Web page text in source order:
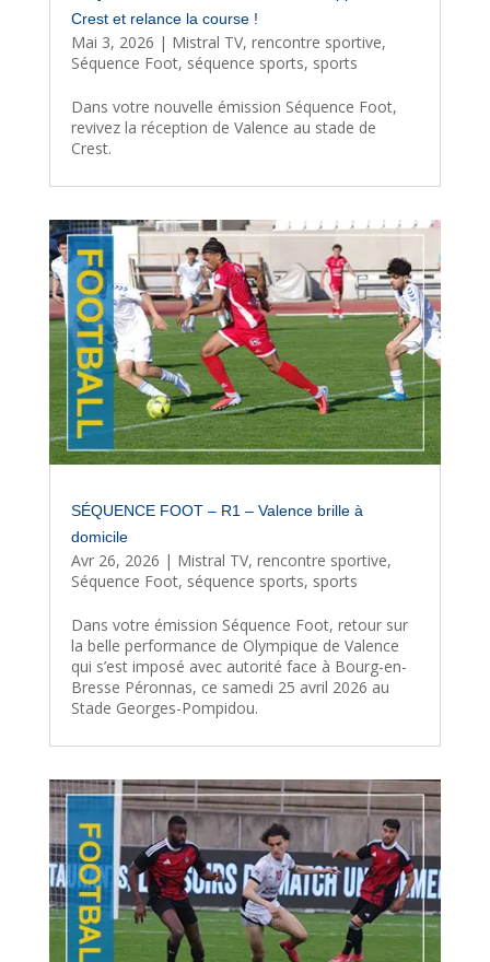
Crest et relance la course !
Mai 3, 2026 | Mistral TV, rencontre sportive,
Séquence Foot, séquence sports, sports
Dans votre nouvelle émission Séquence Foot,
revivez la réception de Valence au stade de
Crest.
SÉQUENCE FOOT – R1 – Valence brille à
domicile
Avr 26, 2026 | Mistral TV, rencontre sportive,
Séquence Foot, séquence sports, sports
Dans votre émission Séquence Foot, retour sur
la belle performance de Olympique de Valence
qui s’est imposé avec autorité face à Bourg-en-
Bresse Péronnas, ce samedi 25 avril 2026 au
Stade Georges-Pompidou.